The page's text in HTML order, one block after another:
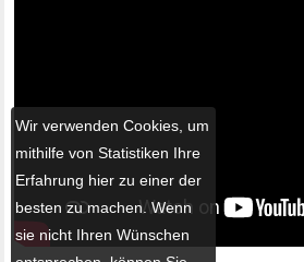
Wir verwenden Cookies, um
mithilfe von Statistiken Ihre
Erfahrung hier zu einer der
besten zu machen. Wenn
sie nicht Ihren Wünschen